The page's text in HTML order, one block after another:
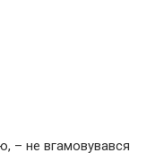
– не вгамовувався